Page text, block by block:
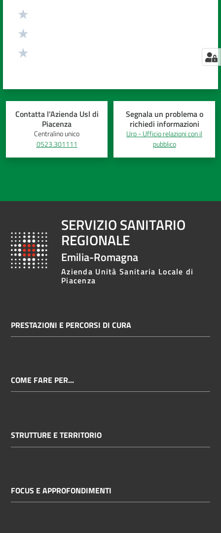
Contatta l'Azienda Usl di
Piacenza
Centralino unico
0523.301111
Segnala un problema o
richiedi informazioni
Urp - Ufficio relazioni con il
pubblico
SERVIZIO SANITARIO
REGIONALE
Emilia-Romagna
Azienda Unità Sanitaria Locale di
Piacenza
PRESTAZIONI E PERCORSI DI CURA
COME FARE PER...
STRUTTURE E TERRITORIO
FOCUS E APPROFONDIMENTI